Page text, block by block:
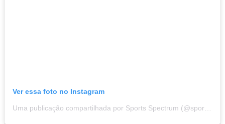
Ver essa foto no Instagram